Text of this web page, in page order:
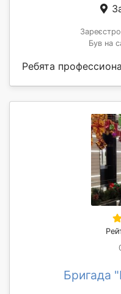
Був на
Ребята
Бригада